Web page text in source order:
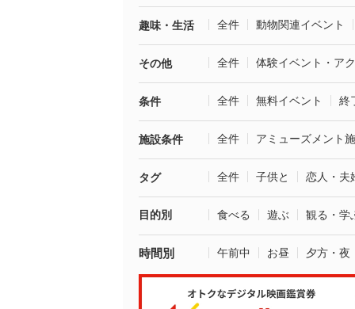
趣味・生活 全件 動物関連イベント
その他 全件 体験イベント・ア
条件 全件 無料イベント 終
施設条件 全件 アミューズメント
タグ 全件 子供と 恋人・夫
目的別 食べる 遊ぶ 観る・学
時間別 午前中 お昼 夕方・夜